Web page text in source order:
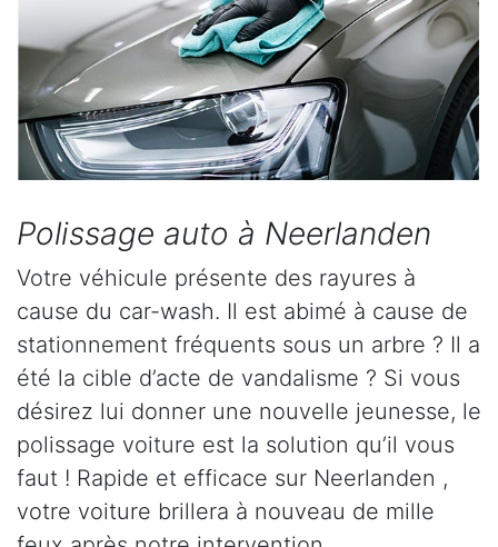
Polissage auto à Neerlanden
Votre véhicule présente des rayures à
cause du car-wash. Il est abimé à cause de
stationnement fréquents sous un arbre ? Il a
été la cible d’acte de vandalisme ? Si vous
désirez lui donner une nouvelle jeunesse, le
polissage voiture est la solution qu’il vous
faut ! Rapide et efficace sur Neerlanden ,
votre voiture brillera à nouveau de mille